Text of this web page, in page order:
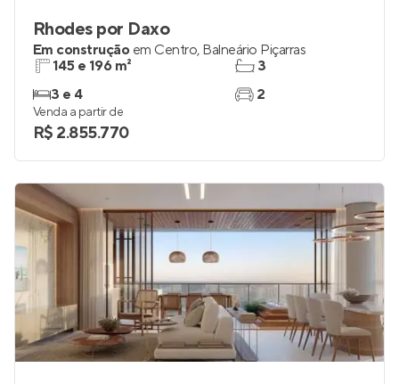
Rhodes por Daxo
Em construção em Centro, Balneário Piçarras
145 e 196 m²
3 e 4
3
2
Venda a partir de
R$ 2.855.770